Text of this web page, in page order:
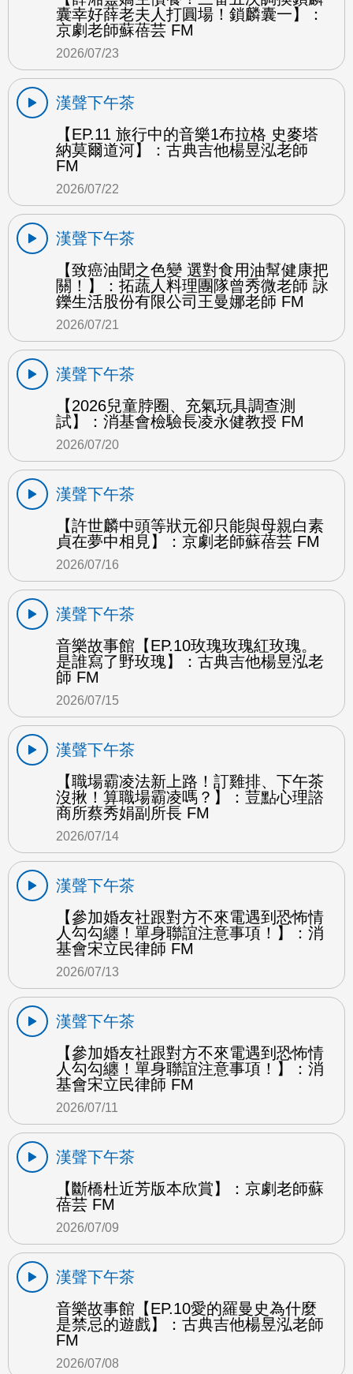
囊幸好薛老夫人打圓場！鎖麟囊一】：
京劇老師蘇蓓芸 FM
2026/07/23
漢聲下午茶
【EP.11 旅行中的音樂1布拉格 史麥塔
納莫爾道河】：古典吉他楊昱泓老師
FM
2026/07/22
漢聲下午茶
【致癌油聞之色變 選對食用油幫健康把
關！】：拓蔬人料理團隊曾秀微老師 詠
鑠生活股份有限公司王曼娜老師 FM
2026/07/21
漢聲下午茶
【2026兒童脖圈、充氣玩具調查測
試】：消基會檢驗長凌永健教授 FM
2026/07/20
漢聲下午茶
【許世麟中頭等狀元卻只能與母親白素
貞在夢中相見】：京劇老師蘇蓓芸 FM
2026/07/16
漢聲下午茶
音樂故事館【EP.10玫瑰玫瑰紅玫瑰。
是誰寫了野玫瑰】：古典吉他楊昱泓老
師 FM
2026/07/15
漢聲下午茶
【職場霸凌法新上路！訂雞排、下午茶
沒揪！算職場霸凌嗎？】：荳點心理諮
商所蔡秀娟副所長 FM
2026/07/14
漢聲下午茶
【參加婚友社跟對方不來電遇到恐怖情
人勾勾纏！單身聯誼注意事項！】：消
基會宋立民律師 FM
2026/07/13
漢聲下午茶
【參加婚友社跟對方不來電遇到恐怖情
人勾勾纏！單身聯誼注意事項！】：消
基會宋立民律師 FM
2026/07/11
漢聲下午茶
【斷橋杜近芳版本欣賞】：京劇老師蘇
蓓芸 FM
2026/07/09
漢聲下午茶
音樂故事館【EP.10愛的羅曼史為什麼
是禁忌的遊戲】：古典吉他楊昱泓老師
FM
2026/07/08